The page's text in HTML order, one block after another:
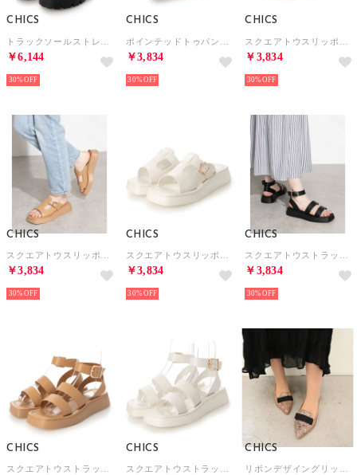
CHICS
￥6,144
30%
CHICS
￥3,834
30%
CHICS
￥3,834
30%
CHICS
￥3,834
30%
CHICS
￥3,834
30%
CHICS
￥3,834
30%
CHICS
スクエアトウストラップサンダル （BEG）
CHICS
スクエアトウストラップサンダル （WHT）
CHICS
リボンデザイングリッターローヒールパンプス （PGD）